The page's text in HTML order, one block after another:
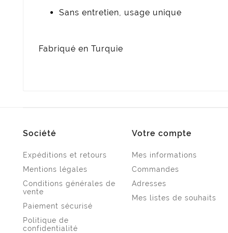
Sans entretien, usage unique
Fabriqué en Turquie
Société
Expéditions et retours
Mentions légales
Conditions générales de
vente
Paiement sécurisé
Politique de
confidentialité
Votre compte
Mes informations
Commandes
Adresses
Mes listes de souhaits